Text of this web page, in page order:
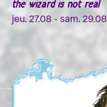
the wizard is not real
jeu. 27.08 - sam. 29.08